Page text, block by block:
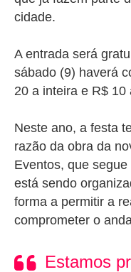
cidade.
A entrada será
sábado (9) haverá
20 a inteira e R$ 10
Neste ano, a festa
razão da obra da
Eventos, que
está sendo
forma a permitir a
comprometer o
Estamos